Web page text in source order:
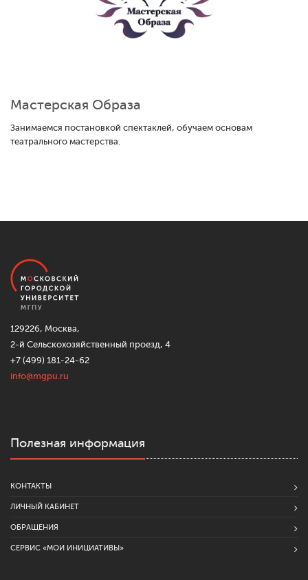
Мастерская Образа
Занимаемся постановкой спектаклей, обучаем основам
театрального мастерства.
129226, Москва,
2-й Сельскохозяйственный проезд, 4
+7 (499) 181-24-62
info@mgpu.ru
Полезная информация
КОНТАКТЫ
ЛИЧНЫЙ КАБИНЕТ
ОБРАЩЕНИЯ
СЕРВИС «МОИ ИНИЦИАТИВЫ»